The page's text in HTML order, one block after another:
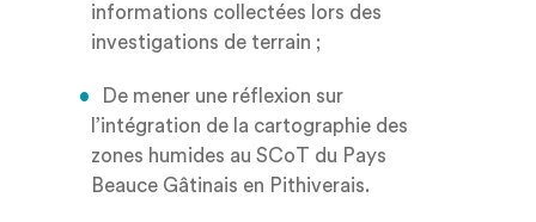
informations collectées lors des
investigations de terrain ;
De mener une réflexion sur
l’intégration de la cartographie des
zones humides au SCoT du Pays
Beauce Gâtinais en Pithiverais.